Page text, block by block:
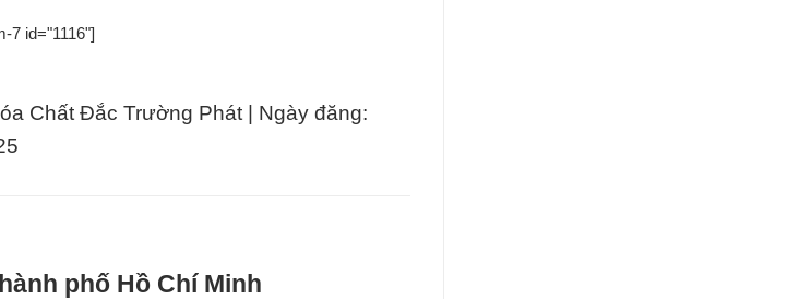
7 id="1116"]
Chất Đắc Trường Phát | Ngày đăng:
phố Hồ Chí Minh